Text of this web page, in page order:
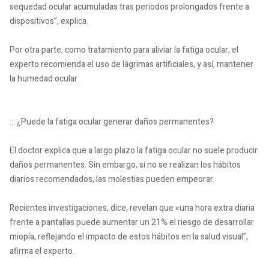
sequedad ocular acumuladas tras periodos prolongados frente a
dispositivos”, explica.
Por otra parte, como tratamiento para aliviar la fatiga ocular, el
experto recomienda el uso de lágrimas artificiales, y así, mantener
la humedad ocular.
::: ¿Puede la fatiga ocular generar daños permanentes?
El doctor explica que a largo plazo la fatiga ocular no suele producir
daños permanentes. Sin embargo, si no se realizan los hábitos
diarios recomendados, las molestias pueden empeorar.
Recientes investigaciones, dice, revelan que «una hora extra diaria
frente a pantallas puede aumentar un 21% el riesgo de desarrollar
miopía, reflejando el impacto de estos hábitos en la salud visual”,
afirma el experto.